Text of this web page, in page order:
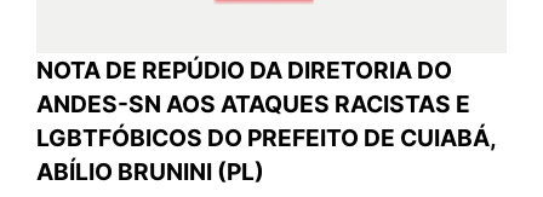
NOTA DE REPÚDIO DA DIRETORIA DO
ANDES-SN AOS ATAQUES RACISTAS E
LGBTFÓBICOS DO PREFEITO DE CUIABÁ,
ABÍLIO BRUNINI (PL)